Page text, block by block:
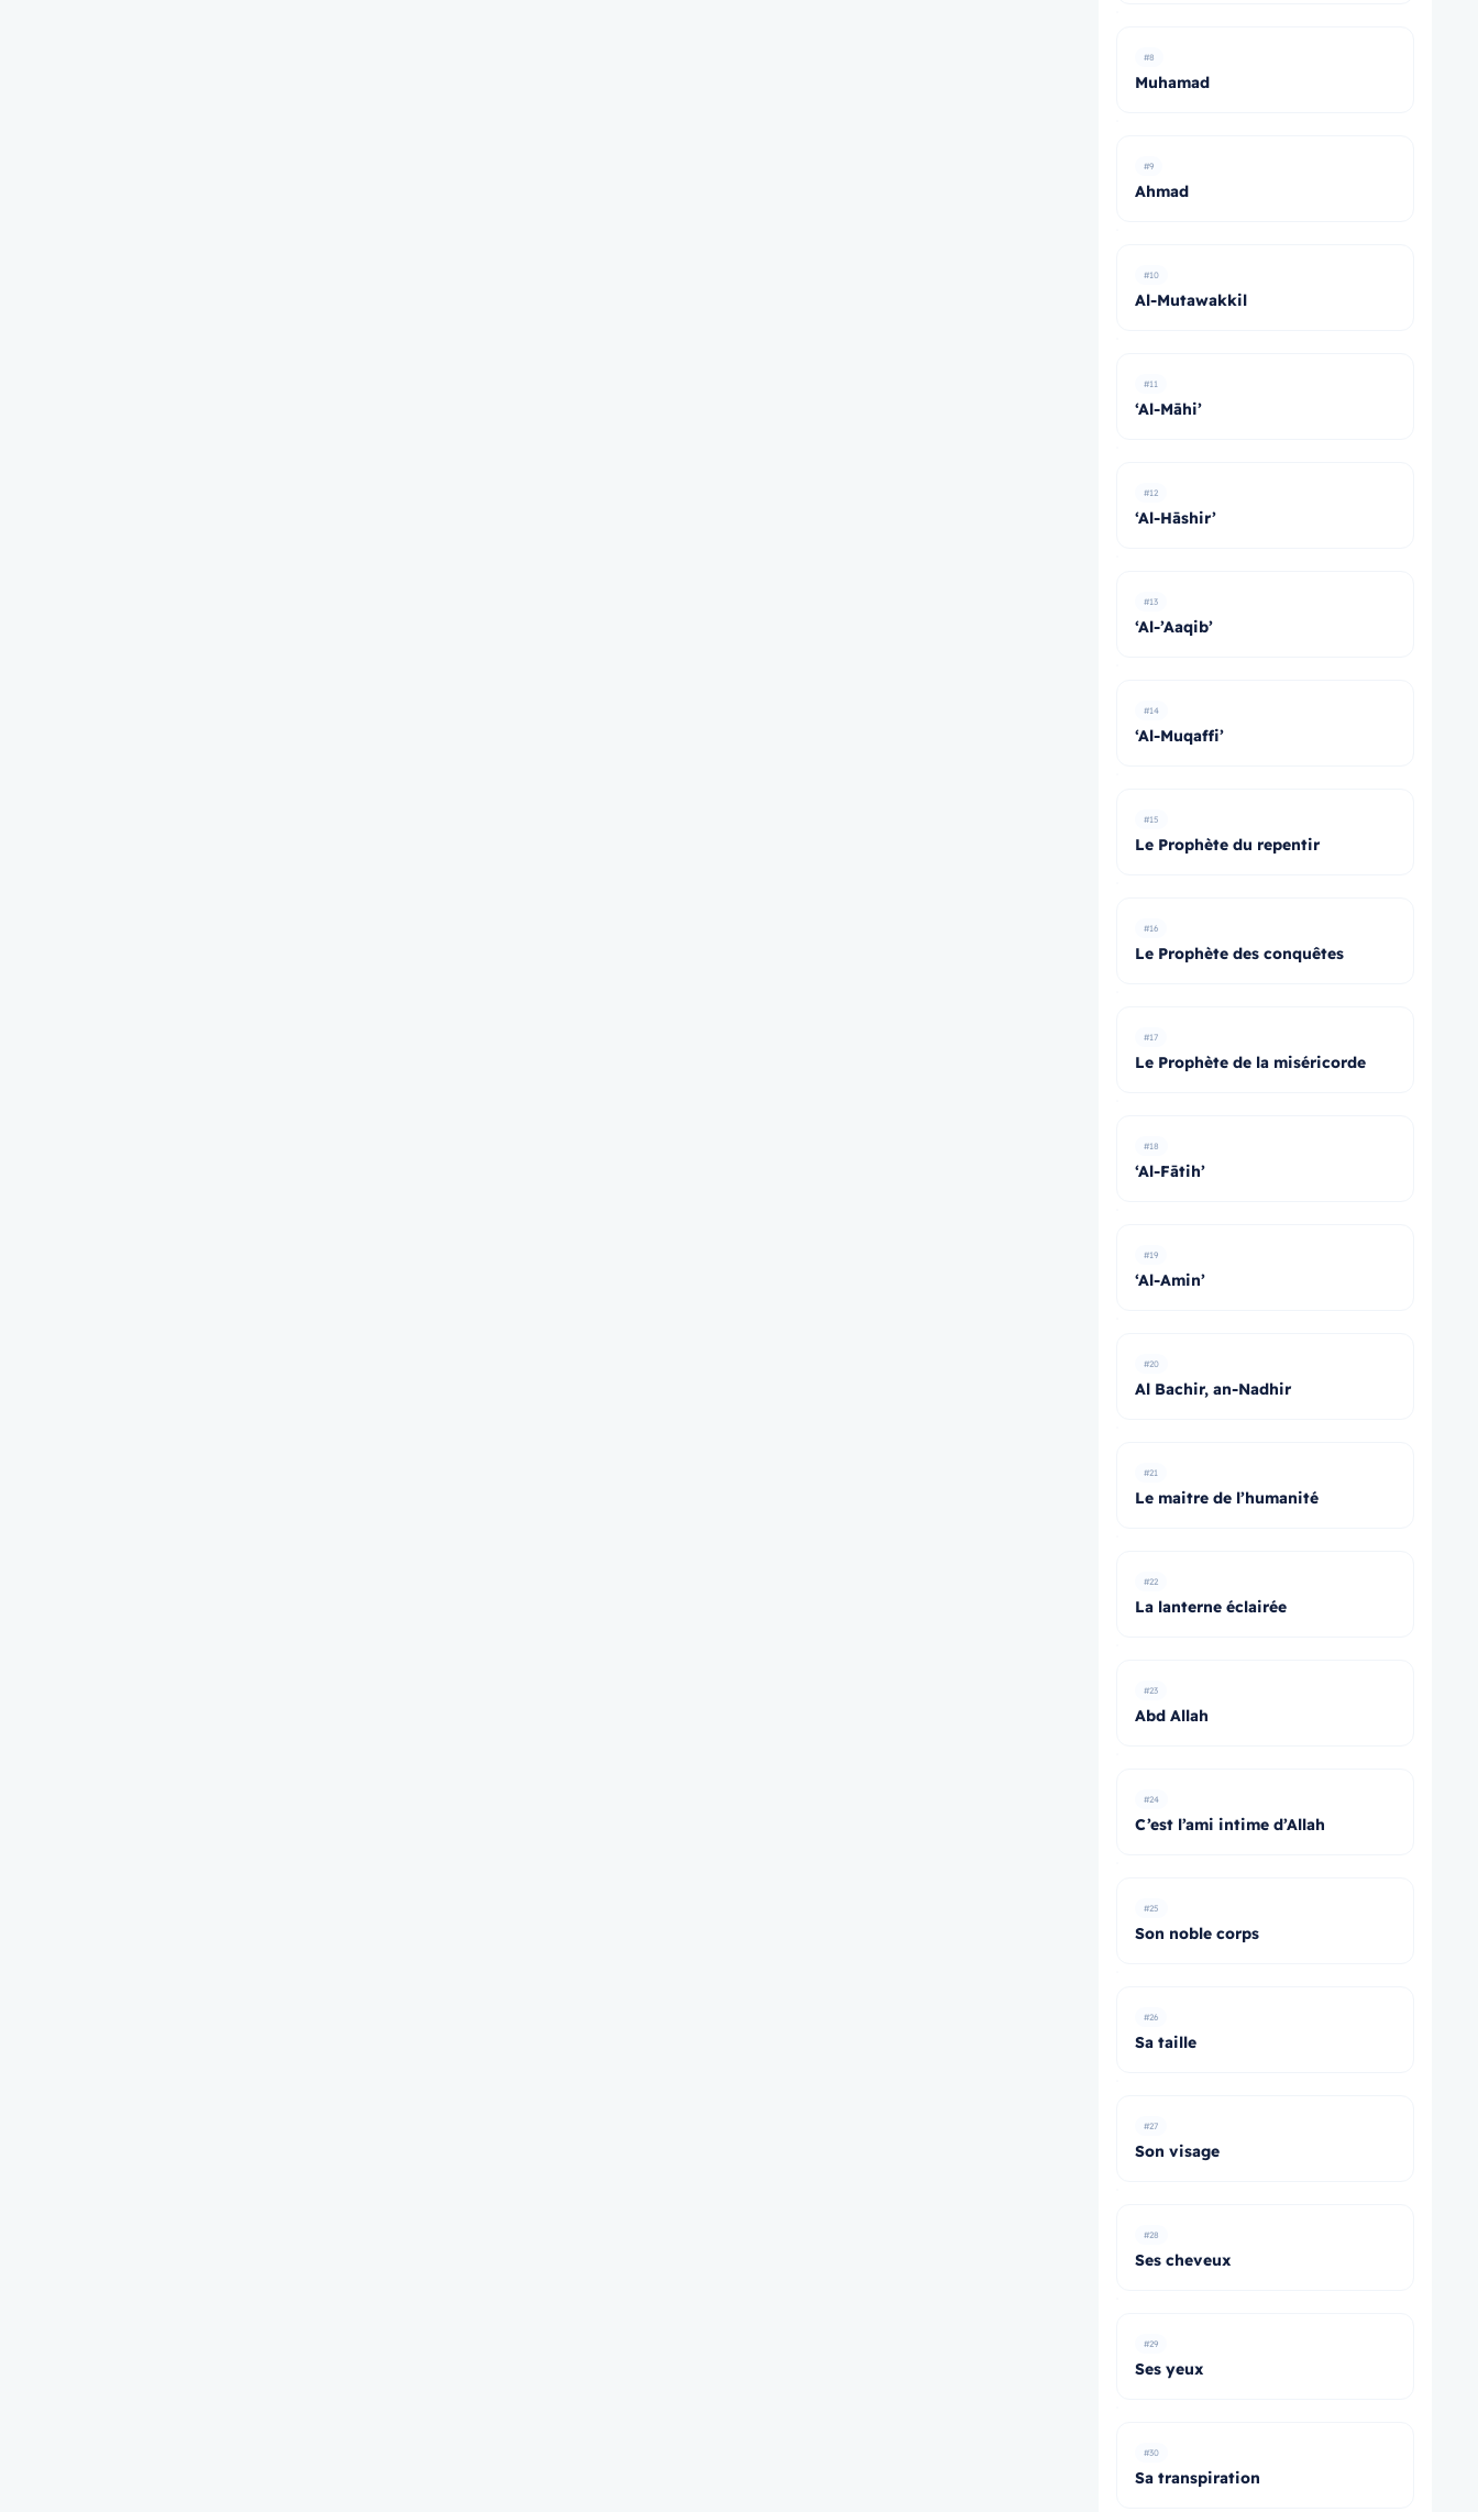
#8
Muhamad
#9
Ahmad
#10
Al-Mutawakkil
#11
‘Al-Māhi’
#12
‘Al-Hāshir’
#13
‘Al-’Aaqib’
#14
‘Al-Muqaffi’
#15
Le Prophète du repentir
#16
Le Prophète des conquêtes
#17
Le Prophète de la miséricorde
#18
‘Al-Fātih’
#19
‘Al-Amin’
#20
Al Bachir, an-Nadhir
#21
Le maitre de l’humanité
#22
La lanterne éclairée
#23
Abd Allah
#24
C’est l’ami intime d’Allah
#25
Son noble corps
#26
Sa taille
#27
Son visage
#28
Ses cheveux
#29
Ses yeux
#30
Sa transpiration